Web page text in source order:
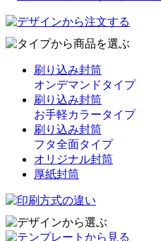
刷り込み封筒
オンデマンドタイプ
刷り込み封筒
お手軽カラータイプ
刷り込み封筒
フタ全面タイプ
オリジナル封筒
厚紙封筒